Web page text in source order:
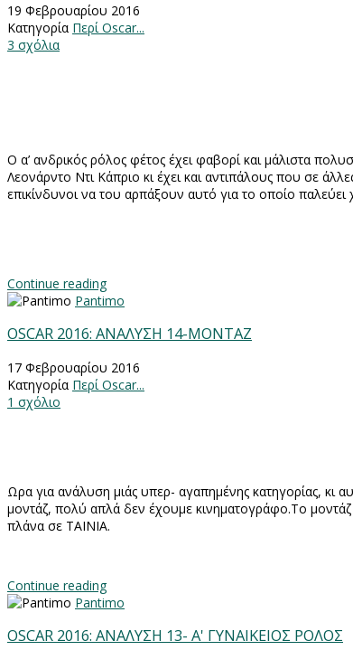
19 Φεβρουαρίου 2016
Κατηγορία Περί Oscar...
3 σχόλια
Ο α’ ανδρικός ρόλος φέτος έχει φαβορί και μάλιστα
Λεονάρντο Ντι Κάπριο κι έχει και αντιπάλους που σε
επικίνδυνοι να του αρπάξουν αυτό για το οποίο παλεύει
Continue reading
Pantimo
OSCAR 2016: ΑΝΑΛΥΣΗ 14-ΜΟΝΤΑΖ
17 Φεβρουαρίου 2016
Κατηγορία Περί Oscar...
1 σχόλιο
Ωρα για ανάλυση μιάς υπερ- αγαπημένης κατηγορίας, κι
μοντάζ, πολύ απλά δεν έχουμε κινηματογράφο.Το μοντάζ
πλάνα σε ΤΑΙΝΙΑ.
Continue reading
Pantimo
OSCAR 2016: ΑΝΑΛΥΣΗ 13- Α' ΓΥΝΑΙΚΕΙΟΣ ΡΟΛΟΣ